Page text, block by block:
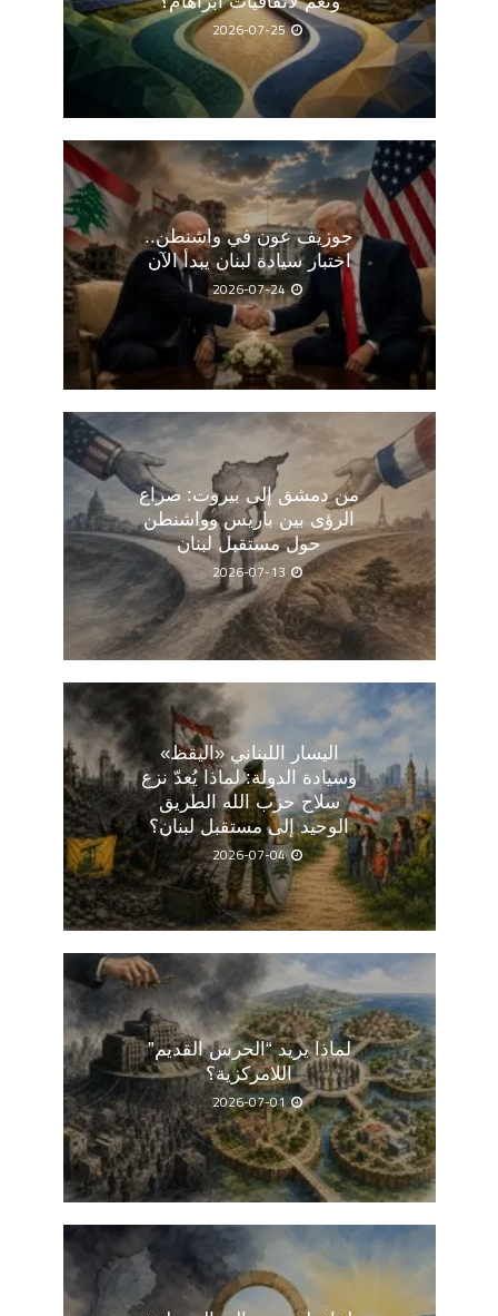
2026-07-25
جوزيف عون في واشنطن..
اختبار سيادة لبنان يبدأ الآن
2026-07-24
من دمشق إلى بيروت: صراع
الرؤى بين باريس وواشنطن
حول مستقبل لبنان
2026-07-13
اليسار اللبناني «اليقظ»
وسيادة الدولة: لماذا يُعدّ نزع
سلاح حزب الله الطريق
الوحيد إلى مستقبل لبنان؟
2026-07-04
لماذا يريد “الحرس القديم”
اللامركزية؟
2026-07-01